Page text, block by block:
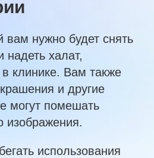
вам нужно будет снять
халат,
клинике. Вам также
и другие
могут помешать
изображения.
использования